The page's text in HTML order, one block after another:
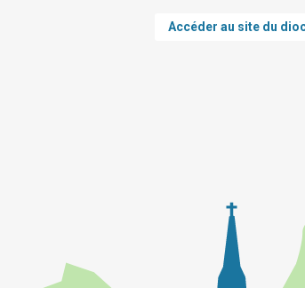
Accéder au site du